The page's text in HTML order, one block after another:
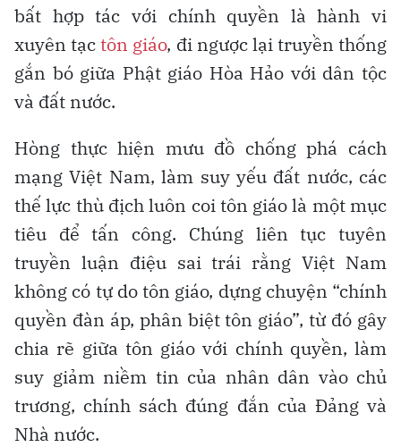
bất hợp tác với chính quyền là hành vi
xuyên tạctôn giáo, đi ngược lại truyền thống
gắn bó giữa Phật giáo Hòa Hảo với dân tộc
và đất nước.
Hòng thực hiện mưu đồ chống phá cách
mạng Việt Nam, làm suy yếu đất nước, các
thế lực thù địch luôn coi tôn giáo là một mục
tiêu để tấn công. Chúng liên tục tuyên
truyền luận điệu sai trái rằng Việt Nam
không có tự do tôn giáo, dựng chuyện “chính
quyền đàn áp, phân biệt tôn giáo”, từ đó gây
chia rẽ giữa tôn giáo với chính quyền, làm
suy giảm niềm tin của nhân dân vào chủ
trương, chính sách đúng đắn của Đảng và
Nhà nước.